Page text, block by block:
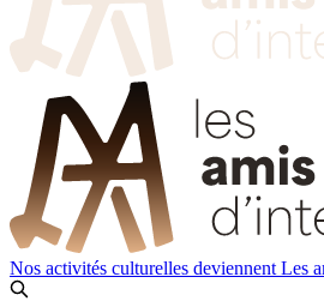
Nos activités culturelles deviennent Les